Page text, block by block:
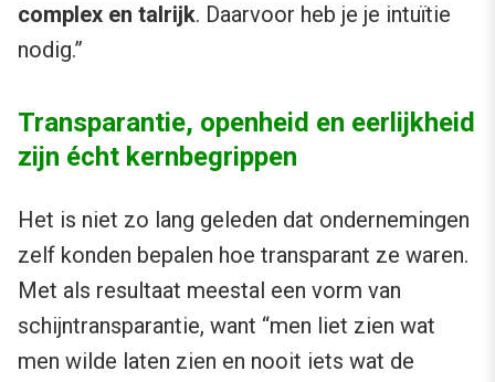
complex en talrijk. Daarvoor heb je je intuïtie
nodig.”
Transparantie, openheid en eerlijkheid
zijn écht kernbegrippen
Het is niet zo lang geleden dat ondernemingen
zelf konden bepalen hoe transparant ze waren.
Met als resultaat meestal een vorm van
schijntransparantie, want “men liet zien wat
men wilde laten zien en nooit iets wat de